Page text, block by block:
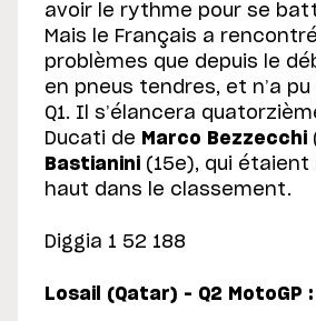
avoir le rythme pour se
Mais le Français a
problèmes que depuis le
en pneus tendres, et n’a
Q1. Il s’élancera
Ducati de Marco Bezzecchi
Bastianini (15e), qui étaient
haut dans le classement.
Diggia 1 52 188
Losail (Qatar) – Q2 MotoGP :